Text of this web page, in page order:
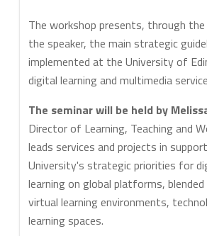
The workshop presents, through
the speaker, the main strategic
implemented at the University of
digital learning and multimedia
The seminar will be held by
Director of Learning, Teaching and
leads services and projects in
University's strategic priorities for
learning on global platforms, blended
virtual learning environments,
learning spaces.